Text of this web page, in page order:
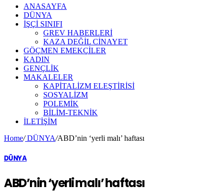
ANASAYFA
DÜNYA
İŞÇİ SINIFI
GREV HABERLERİ
KAZA DEĞİL CİNAYET
GÖÇMEN EMEKÇİLER
KADIN
GENÇLİK
MAKALELER
KAPİTALİZM ELEŞTİRİSİ
SOSYALİZM
POLEMİK
BİLİM-TEKNİK
ILETIŞIM
Home/DÜNYA/ABD’nin ‘yerli malı’ haftası
DÜNYA
ABD’nin ‘yerli malı’ haftası